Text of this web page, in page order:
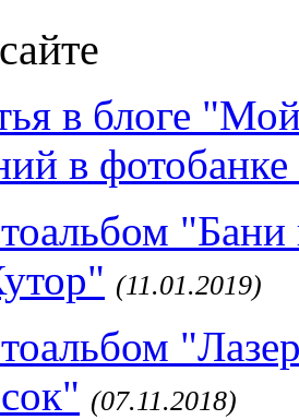
в блоге
в
"Бани
(11.01.2019)
(07.11.2018)